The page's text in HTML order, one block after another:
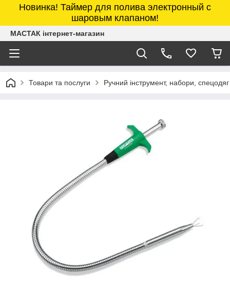
Новинка! Таймер для полива электронный с
шаровым клапаном!
МАСТАК інтернет-магазин
Товари та послуги Ручний інструмент, набори, спецодяг